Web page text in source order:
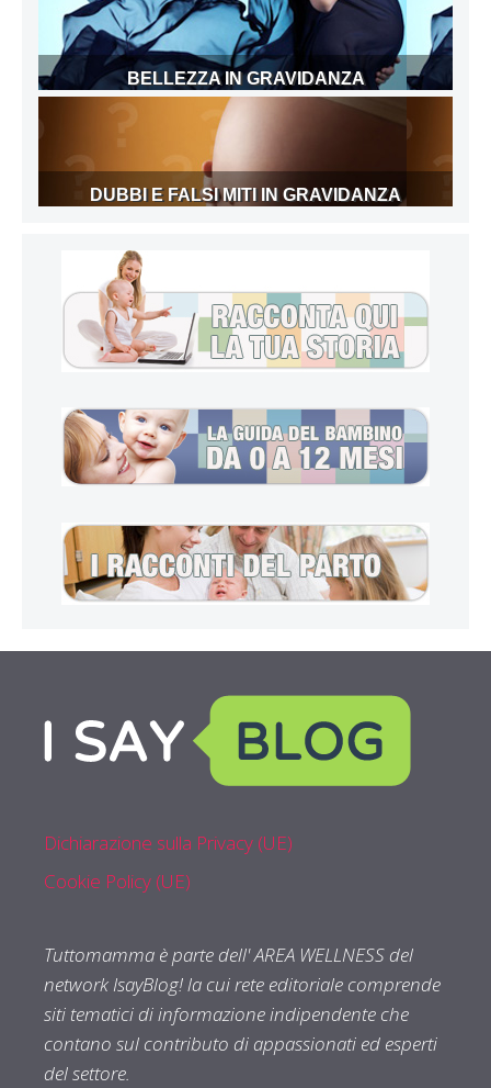
BELLEZZA IN GRAVIDANZA
DUBBI E FALSI MITI IN GRAVIDANZA
Dichiarazione sulla Privacy (UE)
Cookie Policy (UE)
Tuttomamma è parte dell' AREA WELLNESS del
network IsayBlog! la cui rete editoriale comprende
siti tematici di informazione indipendente che
contano sul contributo di appassionati ed esperti
del settore.